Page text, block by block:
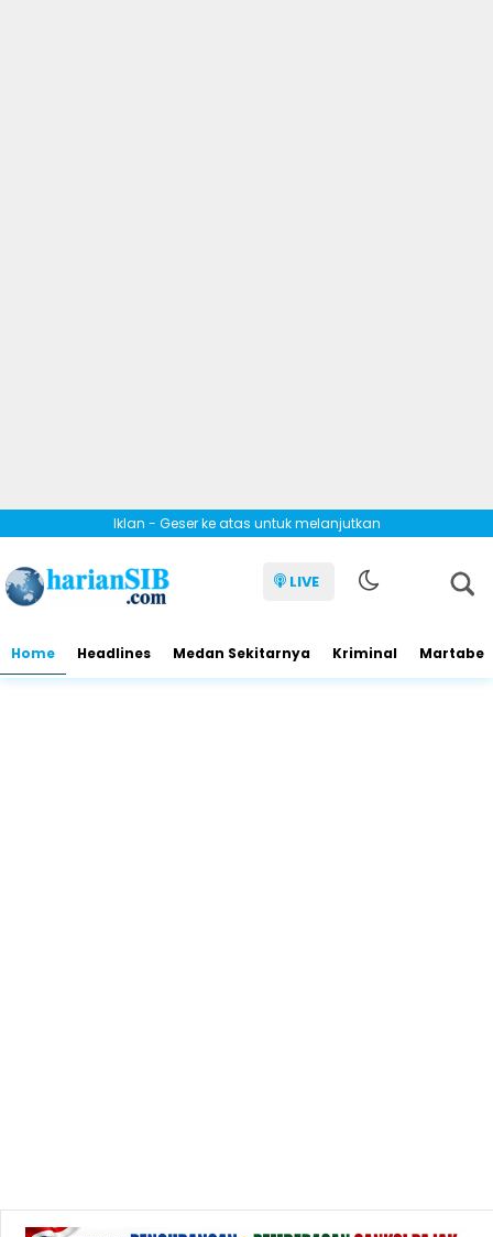
Iklan - Geser ke atas untuk melanjutkan
LIVE
Home Headlines Medan Sekitarnya Kriminal Martabe